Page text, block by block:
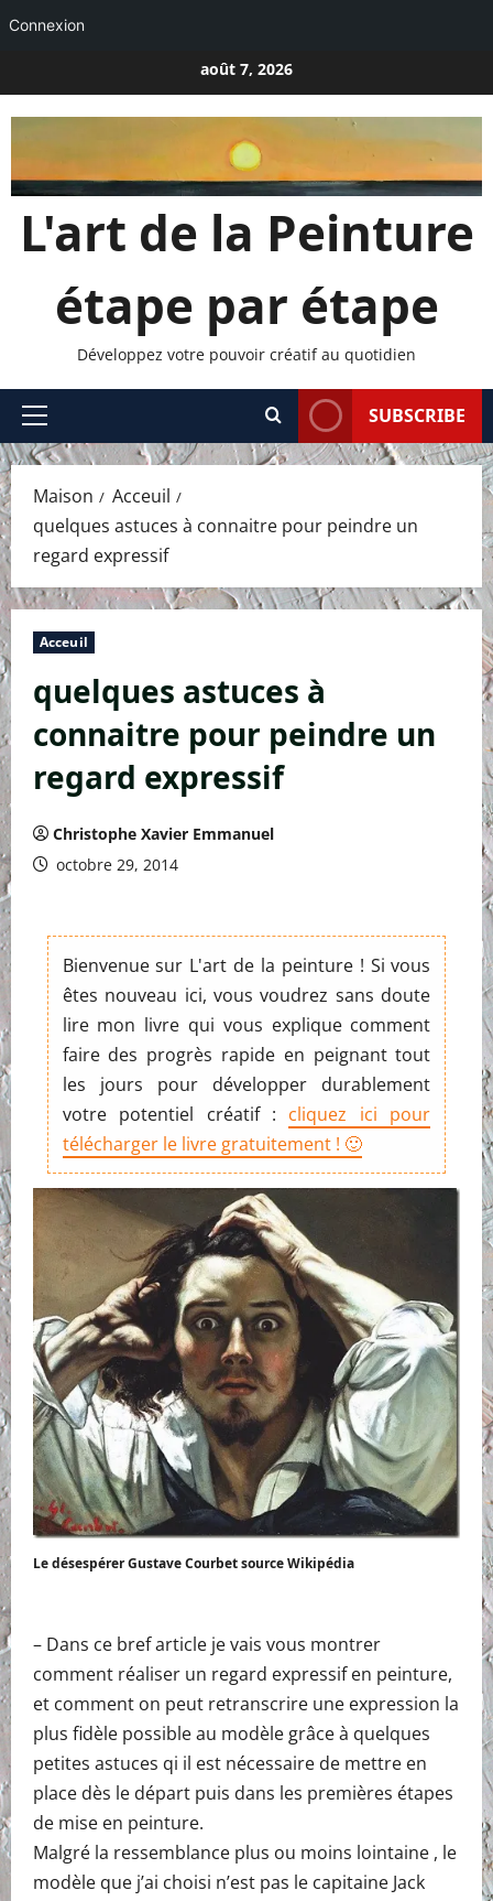
Connexion
au
contenu
août 7, 2026
L'art de la Peinture
étape par étape
Développez votre pouvoir créatif au quotidien
Menu
principal
SUBSCRIBE
Maison
Acceuil
quelques astuces à connaitre pour peindre un
regard expressif
Acceuil
quelques astuces à
connaitre pour peindre un
regard expressif
Christophe Xavier Emmanuel
octobre 29, 2014
Bienvenue sur L'art de la peinture ! Si vous
êtes nouveau ici, vous voudrez sans doute
lire mon livre qui vous explique comment
faire des progrès rapide en peignant tout
les jours pour développer durablement
votre potentiel créatif : cliquez ici pour
télécharger le livre gratuitement ! 🙂
Le désespérer Gustave Courbet source Wikipédia
– Dans ce bref article je vais vous montrer
comment réaliser un regard expressif en peinture,
et comment on peut retranscrire une expression la
plus fidèle possible au modèle grâce à quelques
petites astuces qi il est nécessaire de mettre en
place dès le départ puis dans les premières étapes
de mise en peinture.
Malgré la ressemblance plus ou moins lointaine , le
modèle que j’ai choisi n’est pas le capitaine Jack